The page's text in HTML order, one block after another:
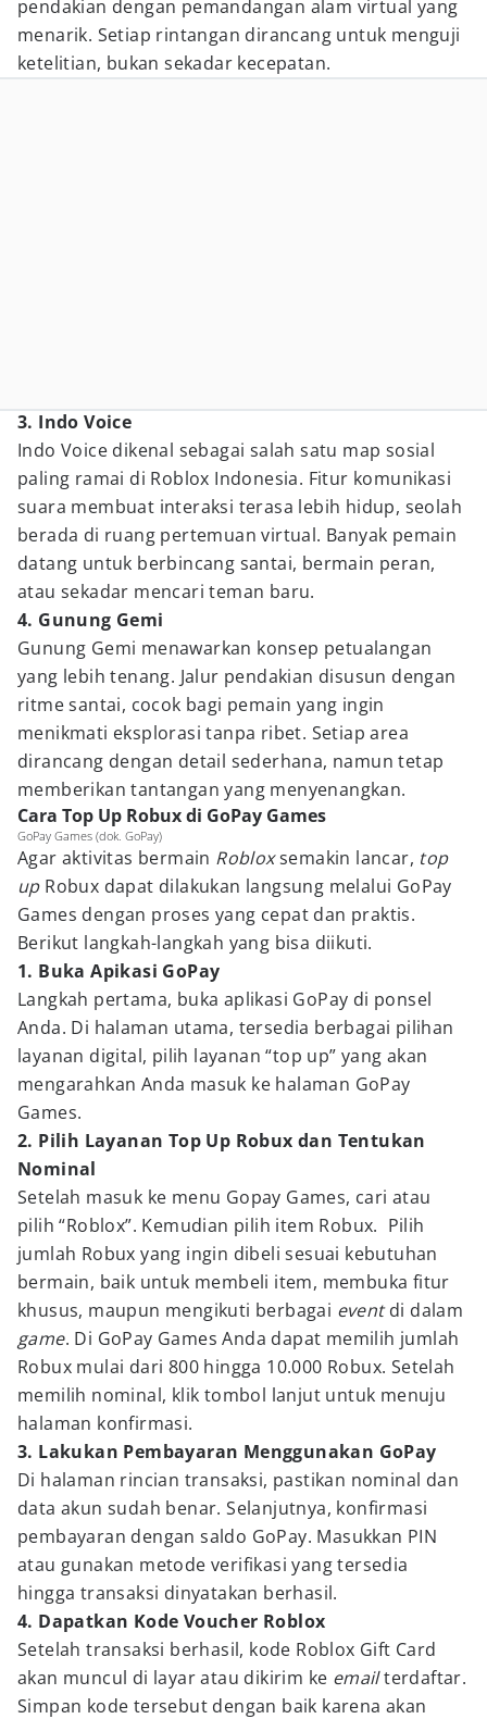
pendakian dengan pemandangan alam virtual yang
menarik. Setiap rintangan dirancang untuk menguji
ketelitian, bukan sekadar kecepatan.
3. Indo Voice
Indo Voice dikenal sebagai salah satu map sosial
paling ramai di Roblox Indonesia. Fitur komunikasi
suara membuat interaksi terasa lebih hidup, seolah
berada di ruang pertemuan virtual. Banyak pemain
datang untuk berbincang santai, bermain peran,
atau sekadar mencari teman baru.
4. Gunung Gemi
Gunung Gemi menawarkan konsep petualangan
yang lebih tenang. Jalur pendakian disusun dengan
ritme santai, cocok bagi pemain yang ingin
menikmati eksplorasi tanpa ribet. Setiap area
dirancang dengan detail sederhana, namun tetap
memberikan tantangan yang menyenangkan.
Cara Top Up Robux di GoPay Games
GoPay Games (dok. GoPay)
Agar aktivitas bermain Robloxsemakin lancar, top
upRobux dapat dilakukan langsung melalui GoPay
Games dengan proses yang cepat dan praktis.
Berikut langkah-langkah yang bisa diikuti.
1. Buka Apikasi GoPay
Langkah pertama, buka aplikasi GoPay di ponsel
Anda. Di halaman utama, tersedia berbagai pilihan
layanan digital, pilih layanan “top up” yang akan
mengarahkan Anda masuk ke halaman GoPay
Games.
2. Pilih Layanan Top Up Robux dan Tentukan
Nominal
Setelah masuk ke menu Gopay Games, cari atau
pilih “Roblox”. Kemudian pilih item Robux. Pilih
jumlah Robux yang ingin dibeli sesuai kebutuhan
bermain, baik untuk membeli item, membuka fitur
khusus, maupun mengikuti berbagai eventdi dalam
game. Di GoPay Games Anda dapat memilih jumlah
Robux mulai dari 800 hingga 10.000 Robux. Setelah
memilih nominal, klik tombol lanjut untuk menuju
halaman konfirmasi.
3. Lakukan Pembayaran Menggunakan GoPay
Di halaman rincian transaksi, pastikan nominal dan
data akun sudah benar. Selanjutnya, konfirmasi
pembayaran dengan saldo GoPay. Masukkan PIN
atau gunakan metode verifikasi yang tersedia
hingga transaksi dinyatakan berhasil.
4. Dapatkan Kode Voucher Roblox
Setelah transaksi berhasil, kode Roblox Gift Card
akan muncul di layar atau dikirim ke emailterdaftar.
Simpan kode tersebut dengan baik karena akan